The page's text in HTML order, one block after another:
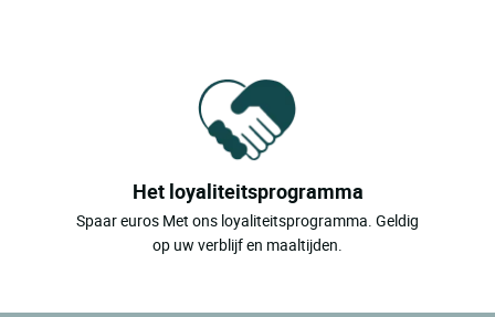
Het loyaliteitsprogramma
Spaar euros Met ons loyaliteitsprogramma. Geldig
op uw verblijf en maaltijden.